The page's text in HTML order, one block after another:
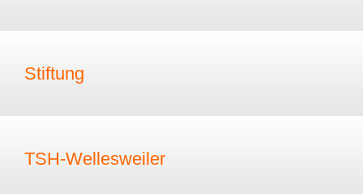
Stiftung
TSH-Wellesweiler